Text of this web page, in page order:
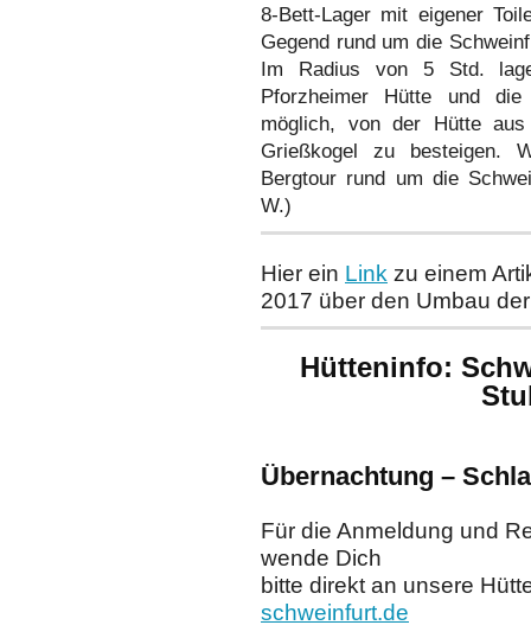
8-Bett-Lager mit eigener
Gegend rund um die
Im Radius von 5 Std.
Pforzheimer Hütte und
möglich, von der Hütte
Grießkogel zu besteigen.
Bergtour rund um die
W.)
Hier ein Link zu einem
2017 über den Umbau
Hütteninfo:
Übernachtung –
Für die Anmeldung und
wende Dich
bitte direkt an unsere
schweinfurt.de